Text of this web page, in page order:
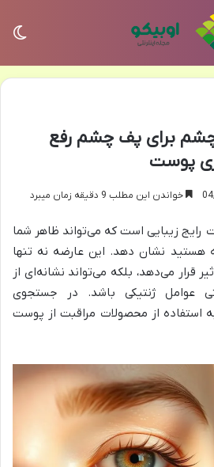
برای پف چشم رفع
پوست
خواندن این مطلب 9 دقیقه زمان میبرد
رایج زیبایی است که می‌تواند ظاهر شما
هستید نشان دهد. این عارضه نه تنها
قرار می‌دهد، بلکه می‌تواند نشانه‌ای از
عوامل ژنتیکی باشد. در جستجوی
استفاده از محصولات مراقبت از پوست